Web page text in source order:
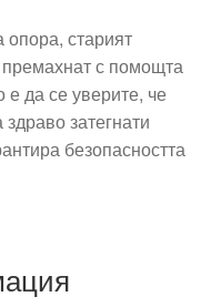
старият
с помощта
да се уверите, че
затегнати
безопасността